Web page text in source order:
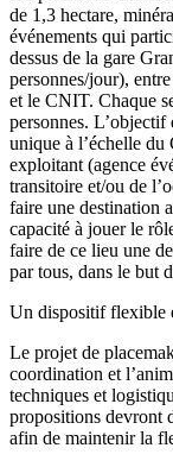
de 1,3 hectare,
événements qui
dessus de la gare
personnes/jour),
et le CNIT. Chaque
personnes.
unique à l’échelle du
exploitant (agence
transitoire et/ou de
faire une destination
capacité à jouer le
faire de ce lieu une
par tous, dans le but
Un dispositif flexible
Le projet de
coordination et
techniques et
propositions devront
afin de maintenir la